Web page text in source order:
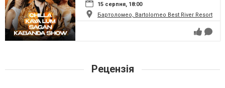
15 серпня, 18:00
Бартоломео, Bartolomeo Best River Resort
Рецензія